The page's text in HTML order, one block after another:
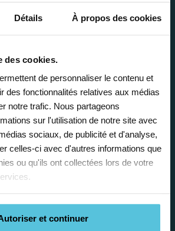
Détails À propos des cookies
des cookies.
de personnaliser le contenu et
des fonctionnalités relatives aux médias
notre trafic. Nous partageons
sur l'utilisation de notre site avec
sociaux, de publicité et d'analyse,
celles-ci avec d'autres informations que
ou qu'ils ont collectées lors de votre
et continuer
près de chez vous, selon
vos horaires
de garantir le meilleur
nous organisons votre
en fonction de votre profil,